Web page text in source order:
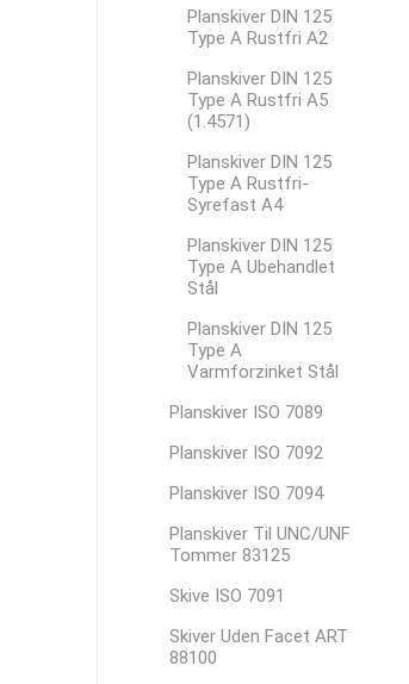
Planskiver DIN 125
Type A Rustfri A2
Planskiver DIN 125
Type A Rustfri A5
(1.4571)
Planskiver DIN 125
Type A Rustfri-
Syrefast A4
Planskiver DIN 125
Type A Ubehandlet
Stål
Planskiver DIN 125
Type A
Varmforzinket Stål
Planskiver ISO 7089
Planskiver ISO 7092
Planskiver ISO 7094
Planskiver Til UNC/UNF
Tommer 83125
Skive ISO 7091
Skiver Uden Facet ART
88100